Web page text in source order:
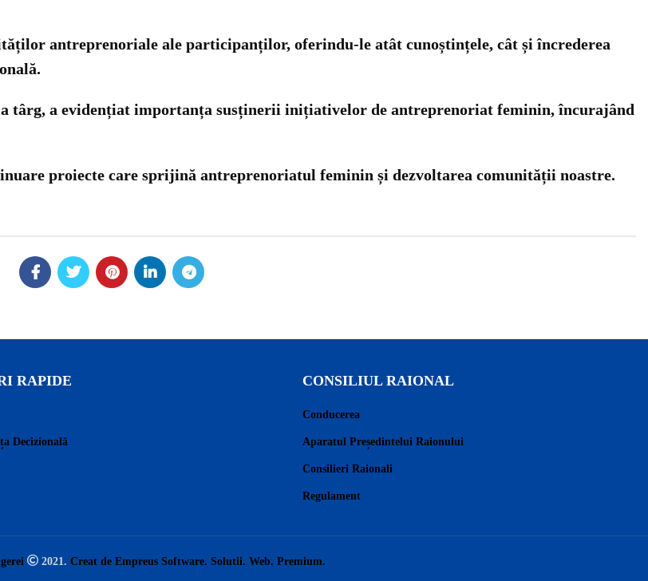
antreprenoriale ale participanților, oferindu-le atât cunoștințele, cât și încrederea
târg, a evidențiat importanța susținerii inițiativelor de antreprenoriat feminin, încurajând
proiecte care sprijină antreprenoriatul feminin și dezvoltarea comunității noastre.
RAPIDE
Decizională
CONSILIUL RAIONAL
Conducerea
Aparatul Președintelui Raionului
Consilieri Raionali
Regulament
2021. Creat de Empreus Software. Solutii. Web. Premium.